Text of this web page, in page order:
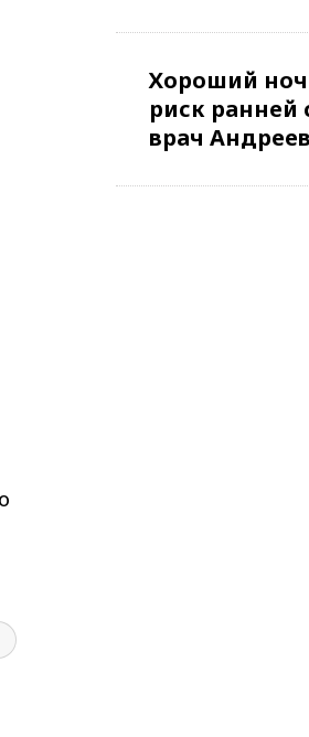
Хороший
риск ранней
врач